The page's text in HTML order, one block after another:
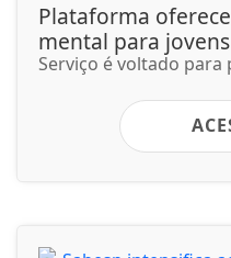
Plataforma
mental para
Serviço é voltado para